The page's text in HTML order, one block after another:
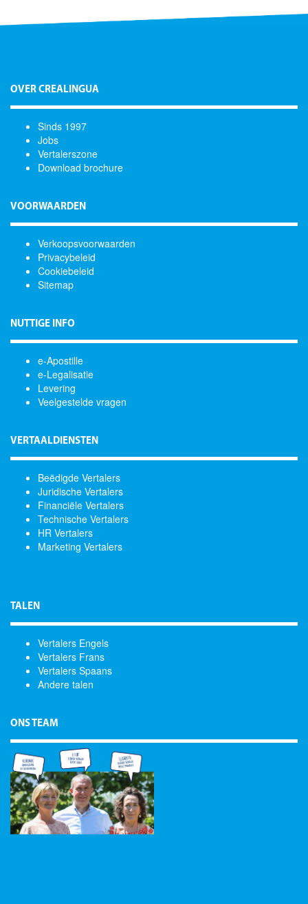
OVER CREALINGUA
Sinds 1997
Jobs
Vertalerszone
Download brochure
VOORWAARDEN
Verkoopsvoorwaarden
Privacybeleid
Cookiebeleid
Sitemap
NUTTIGE INFO
e-Apostille
e-Legalisatie
Levering
Veelgestelde vragen
VERTAALDIENSTEN
Beëdigde Vertalers
Juridische Vertalers
Financiële Vertalers
Technische Vertalers
HR Vertalers
Marketing Vertalers
TALEN
Vertalers Engels
Vertalers Frans
Vertalers Spaans
Andere talen
ONS TEAM